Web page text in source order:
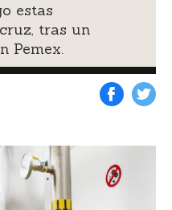
estas
tras un
Pemex.